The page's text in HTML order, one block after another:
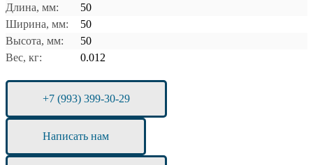
Длина, мм:
50
Ширина, мм:
50
Высота, мм:
50
Вес, кг:
0.012
+7 (993) 399-30-29
Написать нам